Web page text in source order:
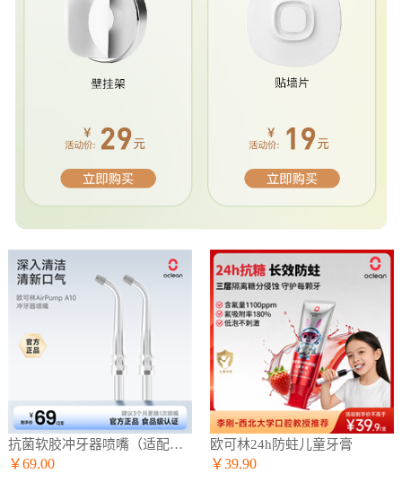
抗菌软胶冲牙器喷嘴（适配A10冲牙器）
￥69.00
欧可林24h防蛀儿童牙膏
￥39.90